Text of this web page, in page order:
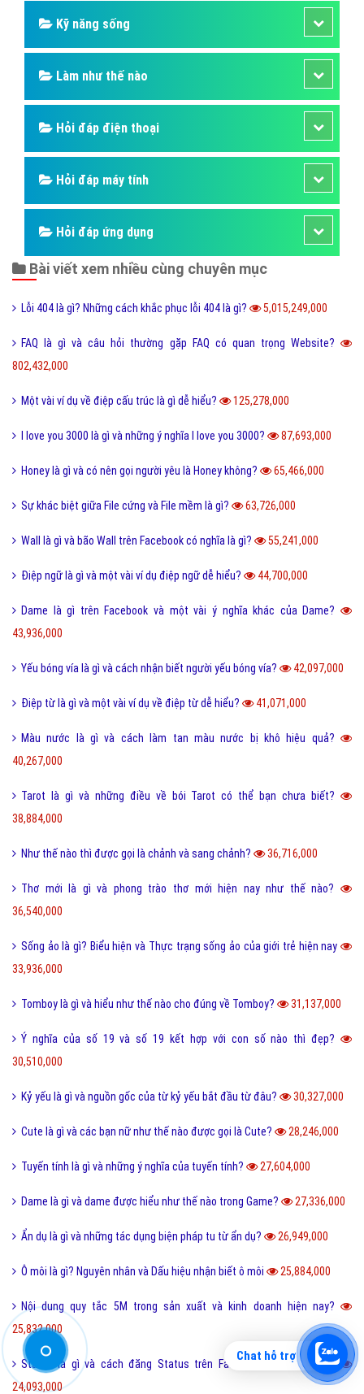
Kỹ năng sống
Làm như thế nào
Hỏi đáp điện thoại
Hỏi đáp máy tính
Hỏi đáp ứng dụng
Bài viết xem nhiều cùng chuyên mục
Lỗi 404 là gì? Những cách khắc phục lỗi 404 là gì? 5,015,249,000
FAQ là gì và câu hỏi thường gặp FAQ có quan trọng Website?
802,432,000
Một vài ví dụ về điệp cấu trúc là gì dễ hiểu? 125,278,000
I love you 3000 là gì và những ý nghĩa I love you 3000? 87,693,000
Honey là gì và có nên gọi người yêu là Honey không? 65,466,000
Sự khác biệt giữa File cứng và File mềm là gì? 63,726,000
Wall là gì và bão Wall trên Facebook có nghĩa là gì? 55,241,000
Điệp ngữ là gì và một vài ví dụ điệp ngữ dễ hiểu? 44,700,000
Dame là gì trên Facebook và một vài ý nghĩa khác của Dame?
43,936,000
Yếu bóng vía là gì và cách nhận biết người yếu bóng vía? 42,097,000
Điệp từ là gì và một vài ví dụ về điệp từ dễ hiểu? 41,071,000
Màu nước là gì và cách làm tan màu nước bị khô hiệu quả?
40,267,000
Tarot là gì và những điều về bói Tarot có thể bạn chưa biết?
38,884,000
Như thế nào thì được gọi là chảnh và sang chảnh? 36,716,000
Thơ mới là gì và phong trào thơ mới hiện nay như thế nào?
36,540,000
Sống ảo là gì? Biểu hiện và Thực trạng sống ảo của giới trẻ hiện nay
33,936,000
Tomboy là gì và hiểu như thế nào cho đúng về Tomboy? 31,137,000
Ý nghĩa của số 19 và số 19 kết hợp với con số nào thì đẹp?
30,510,000
Kỷ yếu là gì và nguồn gốc của từ kỷ yếu bắt đầu từ đâu? 30,327,000
Cute là gì và các bạn nữ như thế nào được gọi là Cute? 28,246,000
Tuyến tính là gì và những ý nghĩa của tuyến tính? 27,604,000
Dame là gì và dame được hiểu như thế nào trong Game? 27,336,000
Ẩn dụ là gì và những tác dụng biện pháp tu từ ẩn dụ? 26,949,000
Ô môi là gì? Nguyên nhân và Dấu hiệu nhận biết ô môi 25,884,000
Nội dung quy tắc 5M trong sản xuất và kinh doanh hiện nay?
25,832,000
Status là gì và cách đăng Status trên Facebook nhanh chóng?
24,093,000
Chat hỗ trợ